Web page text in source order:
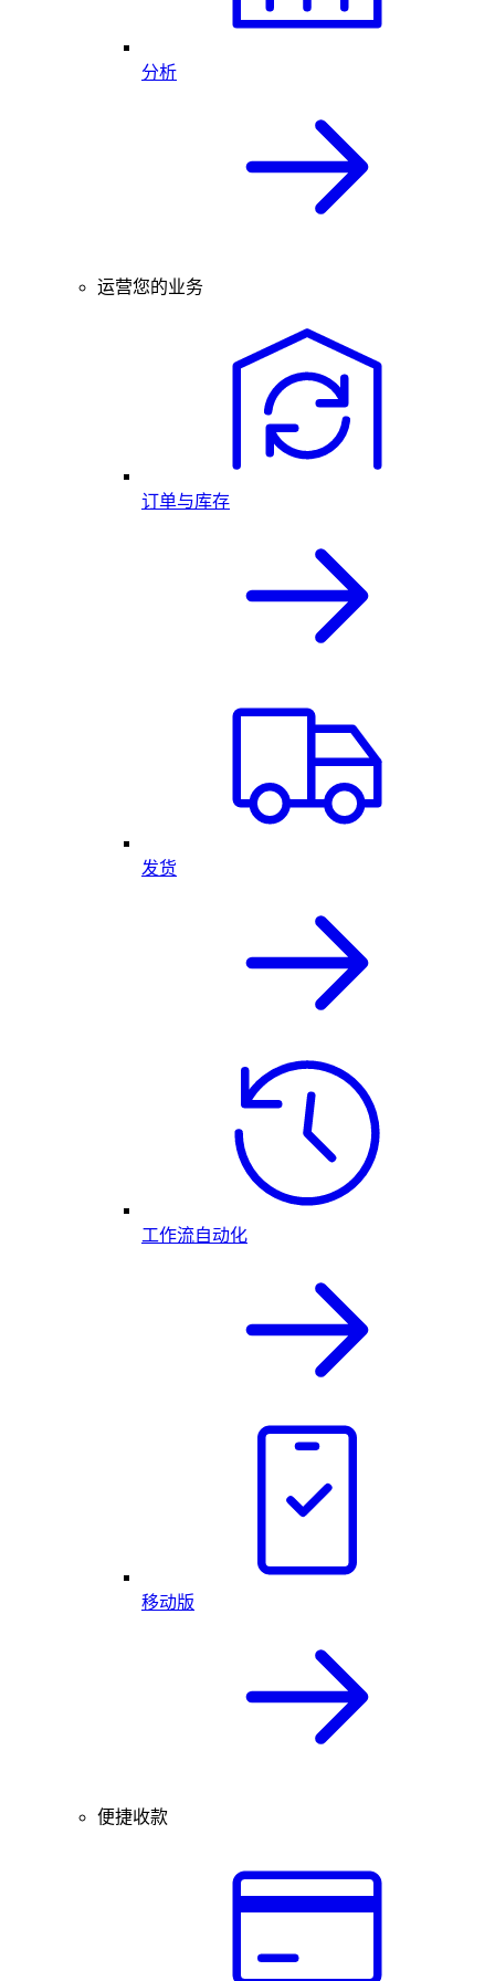
分析
运营您的业务
订单与库存
发货
工作流自动化
移动版
便捷收款